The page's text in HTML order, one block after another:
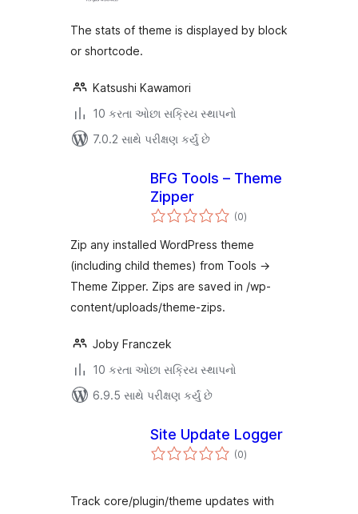
The stats of theme is displayed by block
or shortcode.
Katsushi Kawamori
10 કરતા ઓછા સક્રિય સ્થાપનો
7.0.2 સાથે પરીક્ષણ કર્યું છે
BFG Tools – Theme
Zipper
(0કુલ
રેટિંગ્સ
)
Zip any installed WordPress theme
(including child themes) from Tools →
Theme Zipper. Zips are saved in /wp-
content/uploads/theme-zips.
Joby Franczek
10 કરતા ઓછા સક્રિય સ્થાપનો
6.9.5 સાથે પરીક્ષણ કર્યું છે
Site Update Logger
(0કુલ
રેટિંગ્સ
)
Track core/plugin/theme updates with